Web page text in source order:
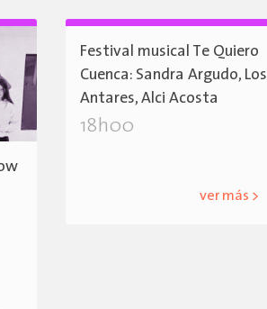
Festival musical Te Quiero
Cuenca: Sandra Argudo, Los
Antares, Alci Acosta
18h00
ver más >